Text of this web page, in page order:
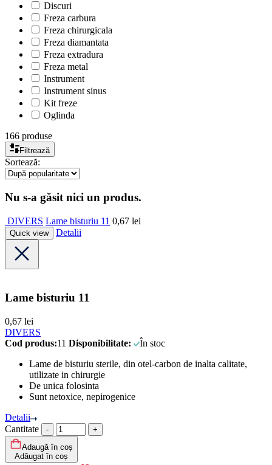
Discuri
Freza carbura
Freza chirurgicala
Freza diamantata
Freza extradura
Freza metal
Instrument
Instrument sinus
Kit freze
Oglinda
166 produse
Filtrează
Sortează:
Nu s-a găsit nici un produs.
DIVERS Lame bisturiu 11 0,67 lei
Quick view Detalii
Lame bisturiu 11
0,67 lei
DIVERS
Cod produs:11 Disponibilitate:
În stoc
Lame de bisturiu sterile, din otel-carbon de inalta calitate,
utilizate in chirurgie
De unica folosinta
Sunt netoxice, nepirogenice
Detalii
Cantitate
Adaugă în coș
Adăugat în coș